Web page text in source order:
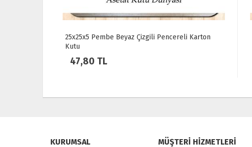
25x25x5 Pembe Beyaz Çizgili Pencereli Karton
Kutu
47,80 TL
KURUMSAL MÜŞTERİ HİZMETLERİ